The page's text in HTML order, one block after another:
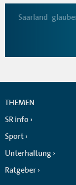
Saarland
THEMEN
SR info
Sport
Unterhaltung
Ratgeber